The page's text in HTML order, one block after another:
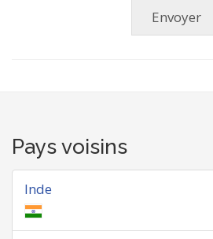
Pays voisins
Inde